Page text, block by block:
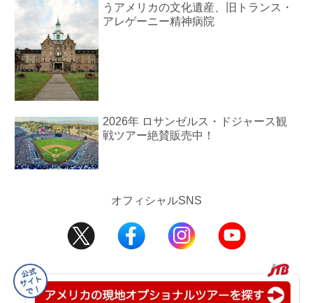
うアメリカの文化遺産、旧トランス・
アレゲーニー精神病院
2026年 ロサンゼルス・ドジャース観
戦ツアー絶賛販売中！
オフィシャルSNS